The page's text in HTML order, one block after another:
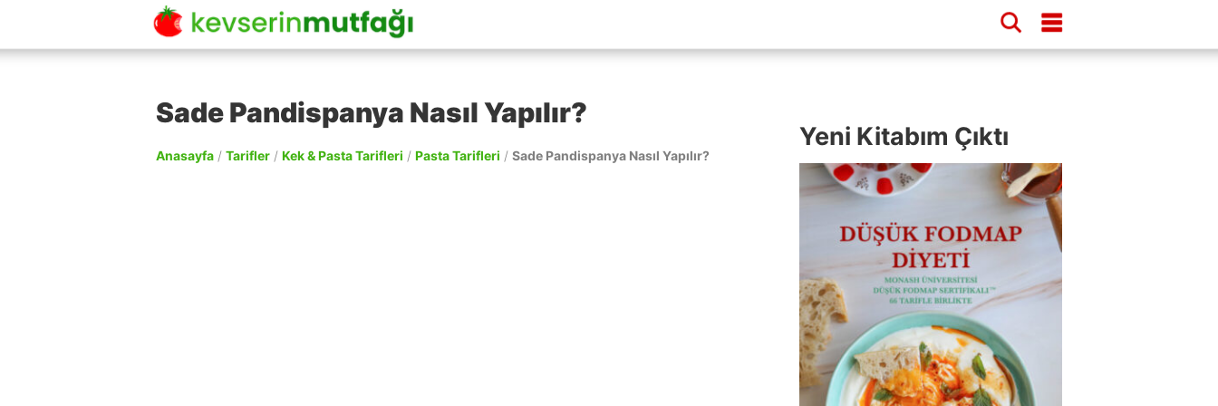
Sade Pandispanya Nasıl Yapılır?
Anasayfa / Tarifler / Kek & Pasta Tarifleri / Pasta Tarifleri / Sade Pandispanya Nasıl Yapılır?
Yeni Kitabım Çıktı